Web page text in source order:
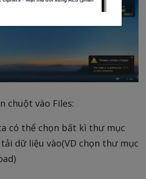
chuột vào Files:
có thể chọn bất kì thư mục
dữ liệu vào(VD chọn thư mục